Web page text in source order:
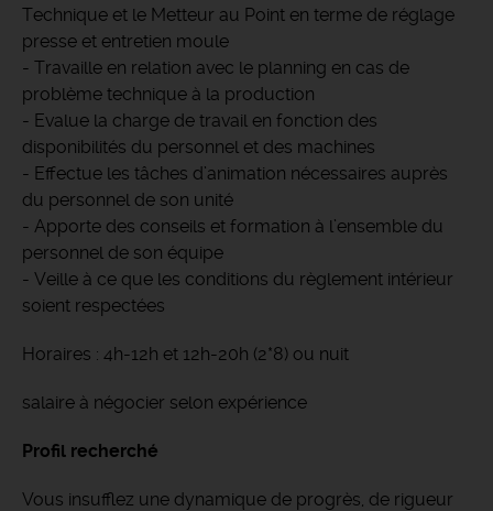
Technique et le Metteur au Point en terme de réglage
presse et entretien moule
​- Travaille en relation avec le planning en cas de
problème technique à la production
- Evalue la charge de travail en fonction des
disponibilités du personnel et des machines
- Effectue les tâches d’animation nécessaires auprès
du personnel de son unité
- Apporte des conseils et formation à l’ensemble du
personnel de son équipe
- Veille à ce que les conditions du règlement intérieur
soient respectées
​Horaires : 4h-12h et 12h-20h (2*8) ou nuit
salaire à négocier selon expérience
Profil recherché
Vous insufflez une dynamique de progrès, de rigueur